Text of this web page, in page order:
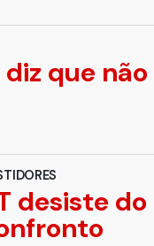
que
desiste